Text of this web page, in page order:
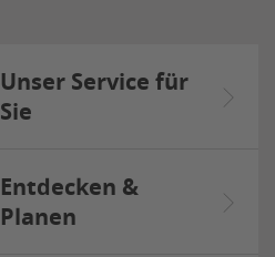
Unser Service für
Sie
Entdecken &
Planen